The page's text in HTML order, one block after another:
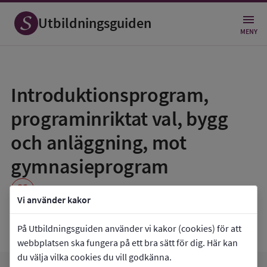
Vi använder kakor
På Utbildningsguiden använder vi kakor (cookies) för att
webbplatsen ska fungera på ett bra sätt för dig. Här kan
du välja vilka cookies du vill godkänna.
Utbildningsguiden MENY
Introduktionsprogram,
programinriktat val, bygg
och anläggning, mot
gymnasieprogram
favorite
som
favorit